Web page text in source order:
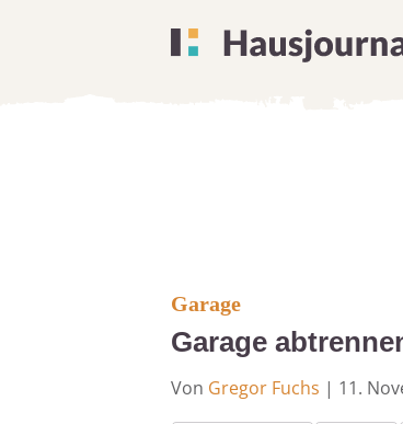
Garage
Garage
Von Gregor Fuchs | 11.